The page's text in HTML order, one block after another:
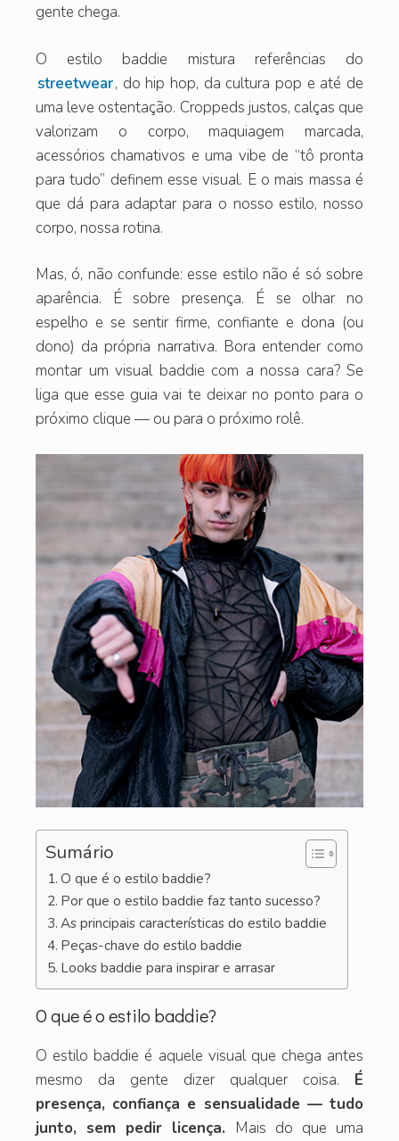
gente chega.
O estilo baddie mistura referências do
streetwear, do hip hop, da cultura pop e até de
uma leve ostentação. Croppeds justos, calças que
valorizam o corpo, maquiagem marcada,
acessórios chamativos e uma vibe de “tô pronta
para tudo” definem esse visual. E o mais massa é
que dá para adaptar para o nosso estilo, nosso
corpo, nossa rotina.
Mas, ó, não confunde: esse estilo não é só sobre
aparência. É sobre presença. É se olhar no
espelho e se sentir firme, confiante e dona (ou
dono) da própria narrativa. Bora entender como
montar um visual baddie com a nossa cara? Se
liga que esse guia vai te deixar no ponto para o
próximo clique — ou para o próximo rolê.
Sumário
O que é o estilo baddie?
Por que o estilo baddie faz tanto sucesso?
As principais características do estilo baddie
Peças-chave do estilo baddie
Looks baddie para inspirar e arrasar
O que é o estilo baddie?
O estilo baddie é aquele visual que chega antes
mesmo da gente dizer qualquer coisa. É
presença, confiança e sensualidade — tudo
junto, sem pedir licença. Mais do que uma